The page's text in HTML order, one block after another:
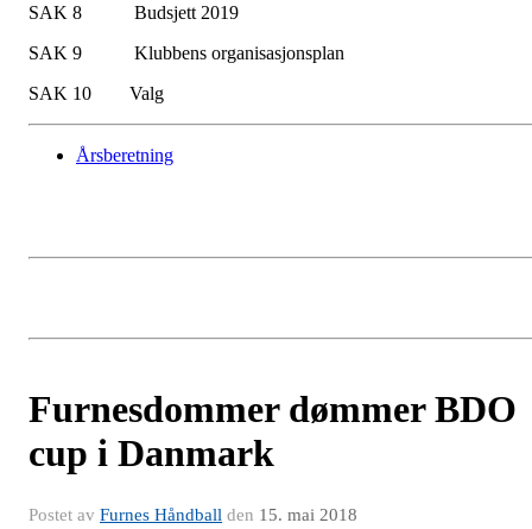
SAK 8 Budsjett 2019
SAK 9 Klubbens organisasjonsplan
SAK 10 Valg
Årsberetning
Furnesdommer dømmer BDO
cup i Danmark
Postet av Furnes Håndball den 15. mai 2018